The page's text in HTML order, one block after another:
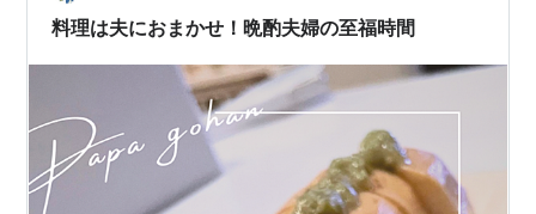
てきたので 我慢できず開けちゃいました🤭 2025年阪神
料理は夫におまかせ！晩酌夫婦の至福時間